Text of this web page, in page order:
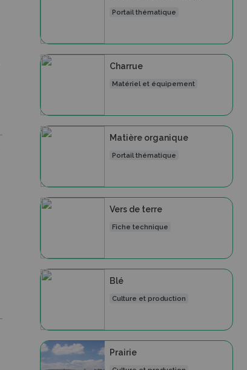
Portail thématique
Charrue
Matériel et équipement
Matière organique
Portail thématique
Vers de terre
Fiche technique
Blé
Culture et production
Prairie